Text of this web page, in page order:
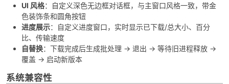
UI 风格：自定义深色无边框对话框，与主窗口风格一致，带金
色装饰条和圆角按钮
进度展示：自定义进度窗口，实时显示已下载/总大小、百分
比、传输速度
自替换：下载完成后生成批处理 → 退出 → 等待旧进程释放 →
覆盖 → 启动新版本
系统兼容性